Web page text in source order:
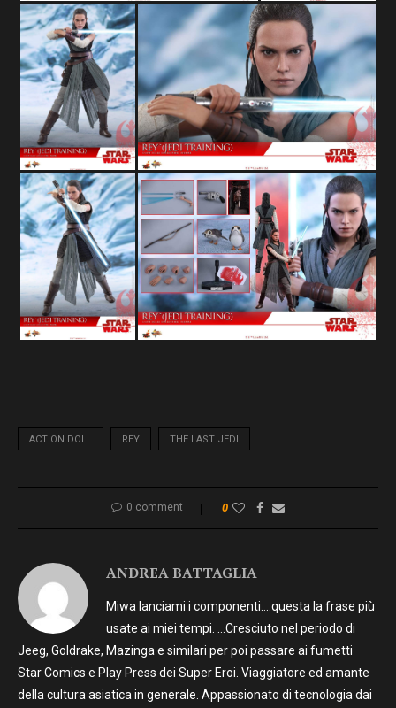
ACTION DOLL REY THE LAST JEDI
0 comment 0
ANDREA BATTAGLIA
Miwa lanciami i componenti….questa la frase più
usate ai miei tempi. …Cresciuto nel periodo di
Jeeg, Goldrake, Mazinga e similari per poi passare ai fumetti
Star Comics e Play Press dei Super Eroi. Viaggiatore ed amante
della cultura asiatica in generale. Appassionato di tecnologia dai